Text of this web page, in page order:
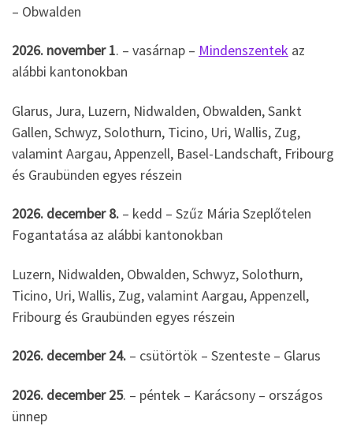
– Obwalden
2026. november 1. – vasárnap – Mindenszentek az
alábbi kantonokban
Glarus, Jura, Luzern, Nidwalden, Obwalden, Sankt
Gallen, Schwyz, Solothurn, Ticino, Uri, Wallis, Zug,
valamint Aargau, Appenzell, Basel-Landschaft, Fribourg
és Graubünden egyes részein
2026. december 8. – kedd – Szűz Mária Szeplőtelen
Fogantatása az alábbi kantonokban
Luzern, Nidwalden, Obwalden, Schwyz, Solothurn,
Ticino, Uri, Wallis, Zug, valamint Aargau, Appenzell,
Fribourg és Graubünden egyes részein
2026. december 24. – csütörtök – Szenteste – Glarus
2026. december 25. – péntek – Karácsony – országos
ünnep